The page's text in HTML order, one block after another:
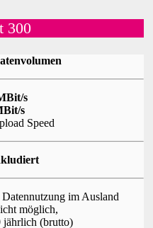
300
s
s
Speed
im Ausland
möglich,
jährlich (brutto)